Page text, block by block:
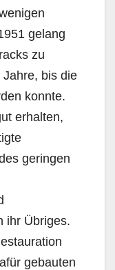
gelang
zu
bis die
konnte.
erhalten,
geringen
ihr Übriges.
gebauten